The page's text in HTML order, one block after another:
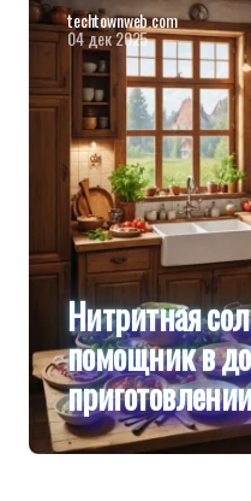
techtownweb.com
04 дек 2025
Нитритная
помощник в